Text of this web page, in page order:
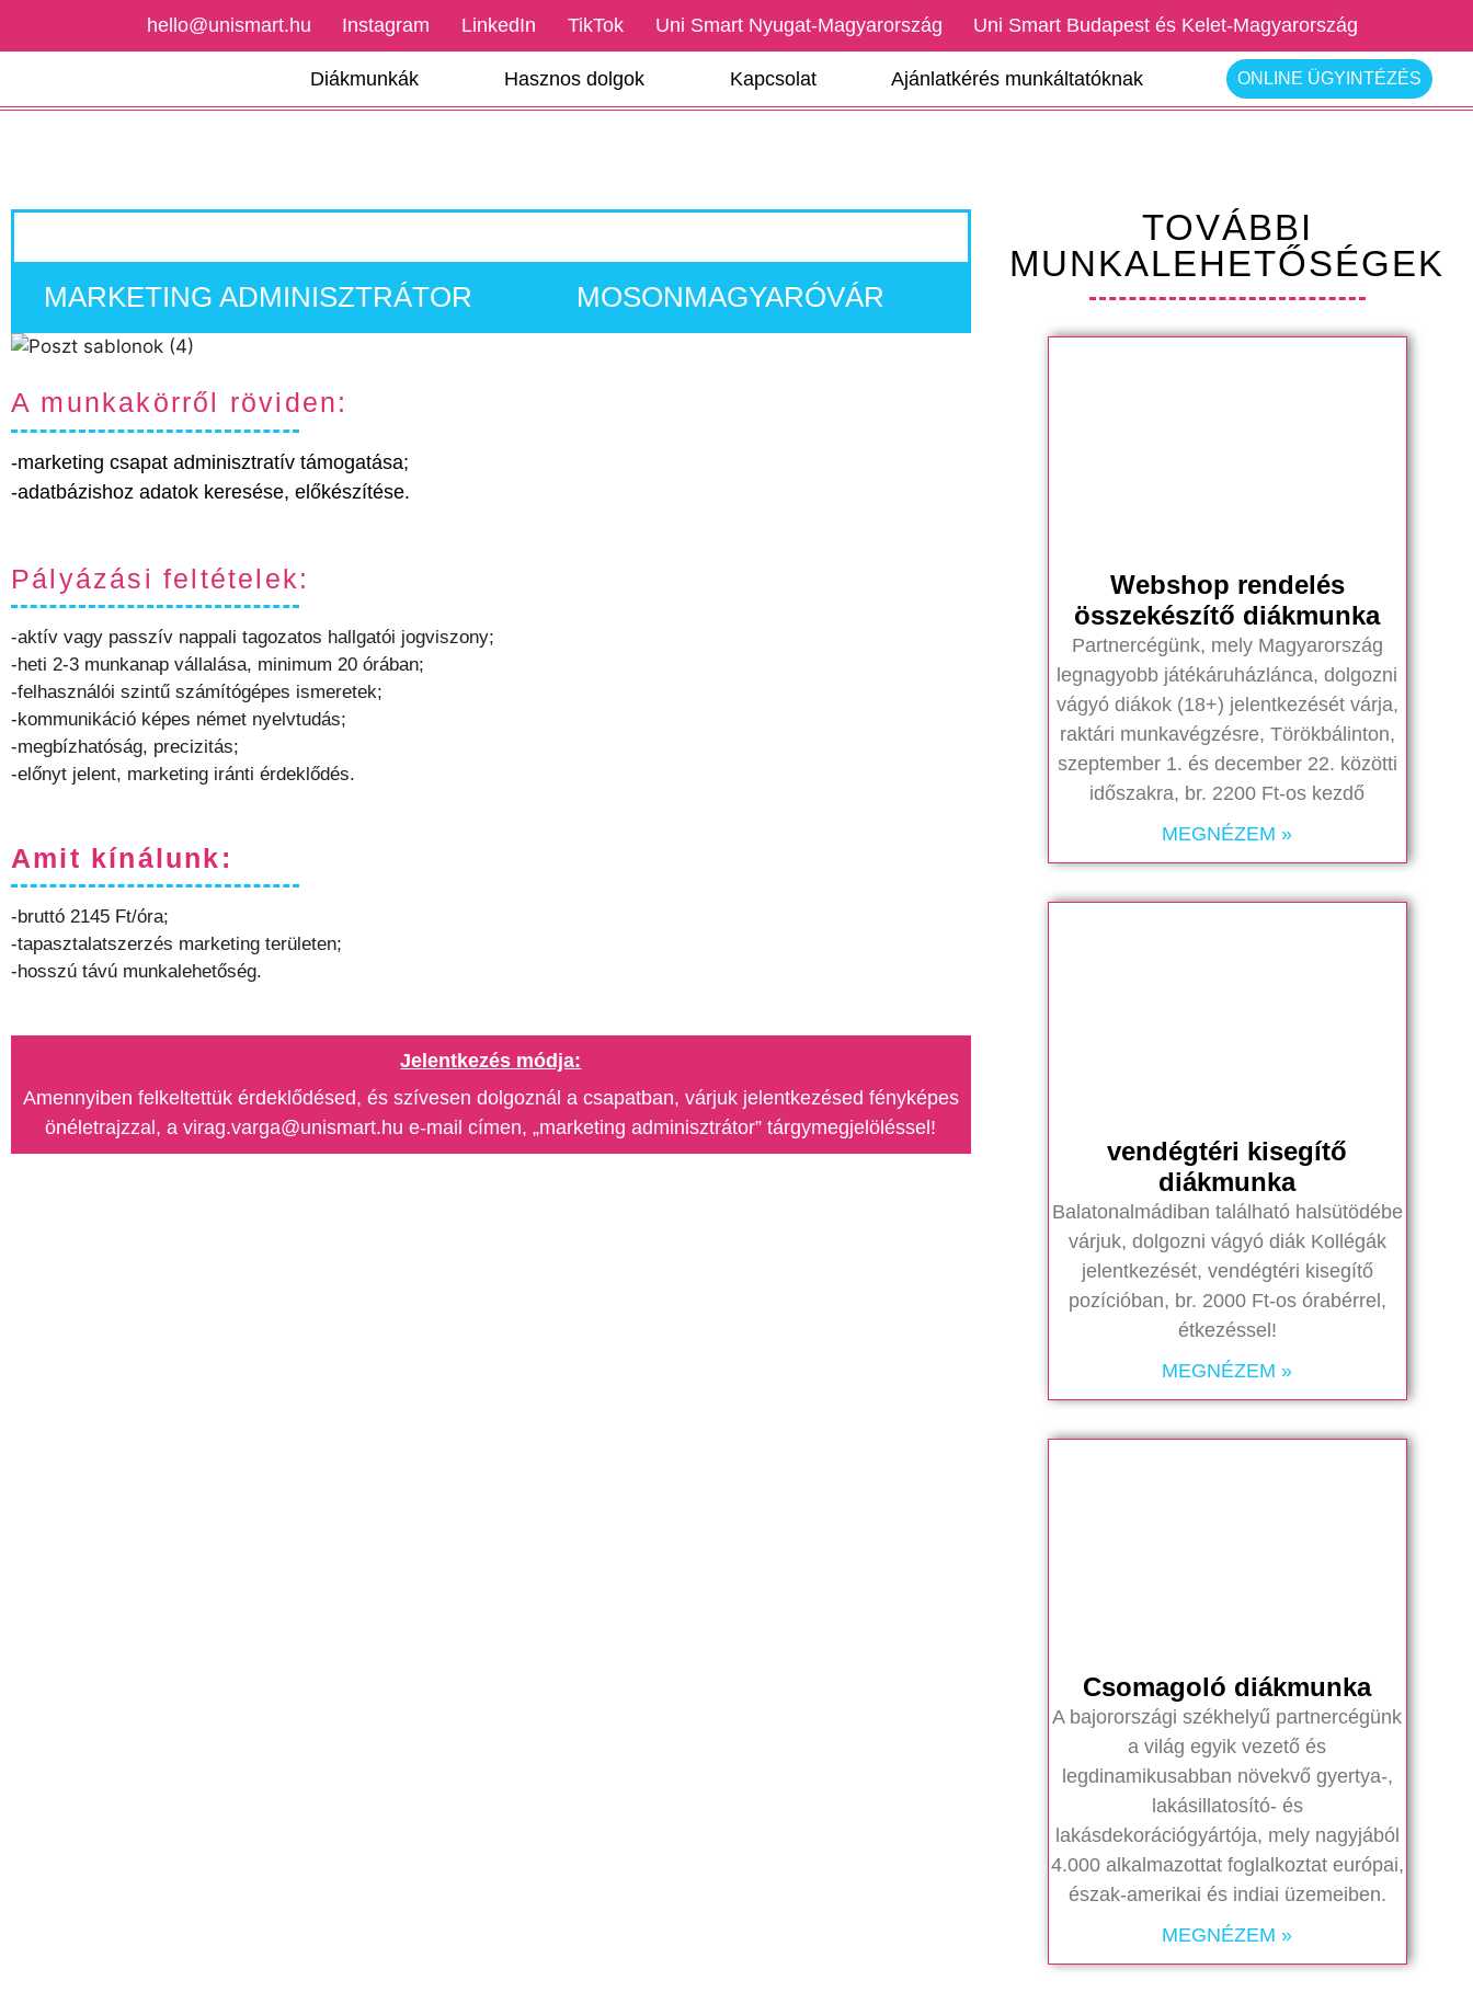
hello@unismart.hu Instagram LinkedIn TikTok Uni Smart Nyugat-Magyarország Uni Smart Budapest és Kelet-Magyarország
Diákmunkák Hasznos dolgok Kapcsolat Ajánlatkérés munkáltatóknak ONLINE ÜGYINTÉZÉS
MARKETING ADMINISZTRÁTOR MOSONMAGYARÓVÁR
A munkakörről röviden:
-marketing csapat adminisztratív támogatása;
-adatbázishoz adatok keresése, előkészítése.
Pályázási feltételek:
-aktív vagy passzív nappali tagozatos hallgatói jogviszony;
-heti 2-3 munkanap vállalása, minimum 20 órában;
-felhasználói szintű számítógépes ismeretek;
-kommunikáció képes német nyelvtudás;
-megbízhatóság, precizitás;
-előnyt jelent, marketing iránti érdeklődés.
Amit kínálunk:
-bruttó 2145 Ft/óra;
-tapasztalatszerzés marketing területen;
-hosszú távú munkalehetőség.
Jelentkezés módja:
Amennyiben felkeltettük érdeklődésed, és szívesen dolgoznál a csapatban, várjuk jelentkezésed fényképes
önéletrajzzal, a virag.varga@unismart.hu e-mail címen, „marketing adminisztrátor” tárgymegjelöléssel!
TOVÁBBI
MUNKALEHETŐSÉGEK
Webshop rendelés
összekészítő diákmunka
Partnercégünk, mely Magyarország
legnagyobb játékáruházlánca, dolgozni
vágyó diákok (18+) jelentkezését várja,
raktári munkavégzésre, Törökbálinton,
szeptember 1. és december 22. közötti
időszakra, br. 2200 Ft-os kezdő
MEGNÉZEM »
vendégtéri kisegítő
diákmunka
Balatonalmádiban található halsütödébe
várjuk, dolgozni vágyó diák Kollégák
jelentkezését, vendégtéri kisegítő
pozícióban, br. 2000 Ft-os órabérrel,
étkezéssel!
MEGNÉZEM »
Csomagoló diákmunka
A bajorországi székhelyű partnercégünk
a világ egyik vezető és
legdinamikusabban növekvő gyertya-,
lakásillatosító- és
lakásdekorációgyártója, mely nagyjából
4.000 alkalmazottat foglalkoztat európai,
észak-amerikai és indiai üzemeiben.
MEGNÉZEM »